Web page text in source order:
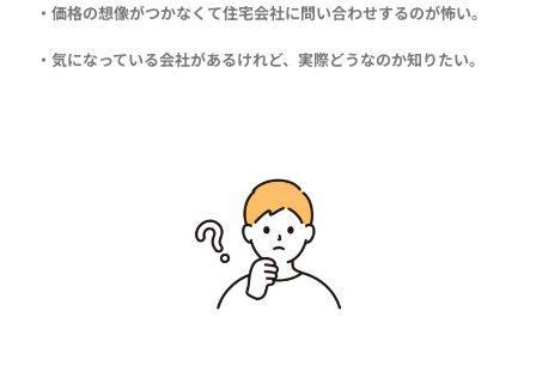
・価格の想像がつかなくて住宅会社に問い合わせするのが怖い。
・気になっている会社があるけれど、実際どうなのか知りたい。